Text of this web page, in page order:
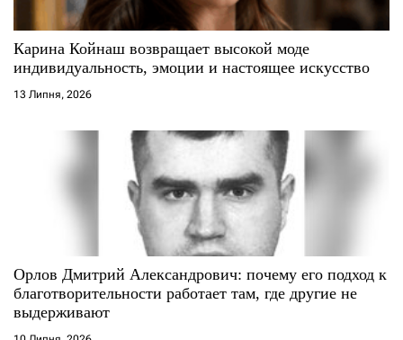
с
і
Карина Койнаш возвращает высокой моде
индивидуальность, эмоции и настоящее искусство
13 Липня, 2026
Орлов Дмитрий Александрович: почему его подход к
благотворительности работает там, где другие не
выдерживают